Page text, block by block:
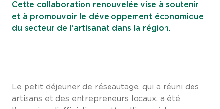
Cette collaboration renouvelée vise à soutenir
et à promouvoir le développement économique
du secteur de l’artisanat dans la région.
Le petit déjeuner de réseautage, qui a réuni des
artisans et des entrepreneurs locaux, a été